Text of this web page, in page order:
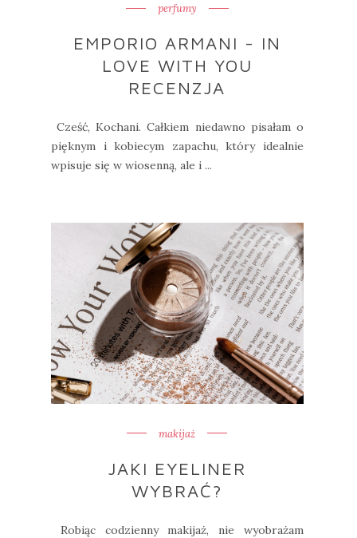
perfumy
EMPORIO ARMANI - IN
LOVE WITH YOU
RECENZJA
Cześć, Kochani. Całkiem niedawno pisałam o
pięknym i kobiecym zapachu, który idealnie
wpisuje się w wiosenną, ale i ...
makijaż
JAKI EYELINER
WYBRAĆ?
Robiąc codzienny makijaż, nie wyobrażam